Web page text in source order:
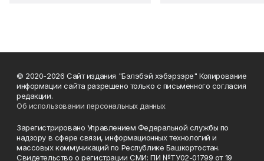
© 2020-2026 Сайт издания "Бэлэбэй хэбэрзэре" Копирование
информации сайта разрешено только с письменного согласия
редакции.
Об использовании персональных данных
Зарегистрировано Управлением Федеральной службы по
надзору в сфере связи, информационных технологий и
массовых коммуникаций по Республике Башкортостан.
Свидетельство о регистрации СМИ: ПИ №ТУ02-01799 от 19